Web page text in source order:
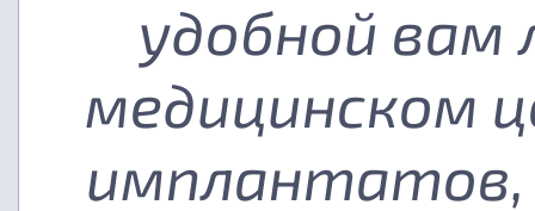
удобной вам
медицинском